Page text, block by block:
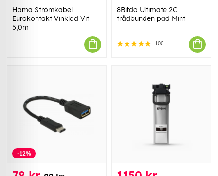
Hama Strömkabel
Eurokontakt Vinklad Vit
5,0m
8Bitdo Ultimate 2C
trådbunden pad Mint
100
-12%